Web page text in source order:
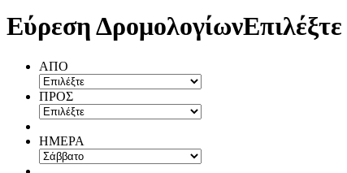
Εύρεση Δρομολογίων
ΑΠΟ
ΠΡΟΣ
ΗΜΕΡΑ